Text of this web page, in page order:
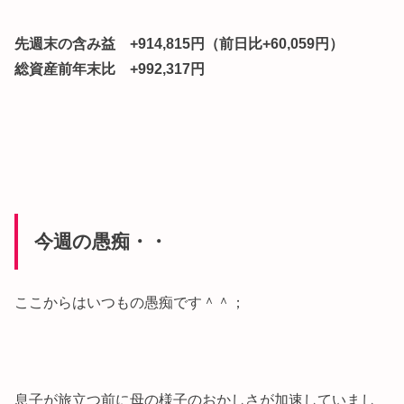
先週末の含み益 +914,815円（前日比+60,059円）
総資産前年末比 +992,317円
今週の愚痴・・
ここからはいつもの愚痴です＾＾；
息子が旅立つ前に母の様子のおかしさが加速していまし